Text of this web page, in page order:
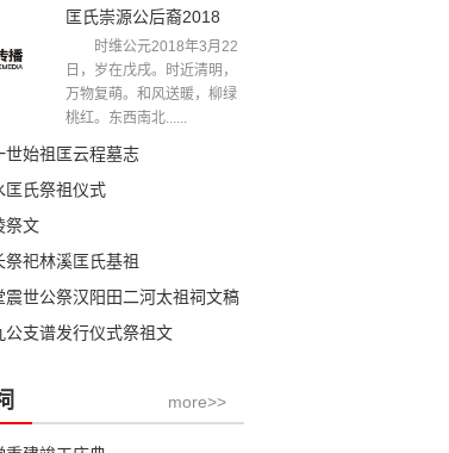
匡氏崇源公后裔2018年清明祭祖文
时维公元2018年3月22
日，岁在戊戌。时近清明，
万物复萌。和风送暖，柳绿
桃红。东西南北......
世始祖匡云程墓志
匡氏祭祖仪式
祭文
祭祀林溪匡氏基祖
震世公祭汉阳田二河太祖祠文稿
公支谱发行仪式祭祖文
more>>